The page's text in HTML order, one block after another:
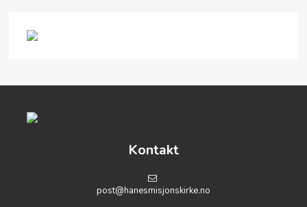
Kontakt
post@hanesmisjonskirke.no